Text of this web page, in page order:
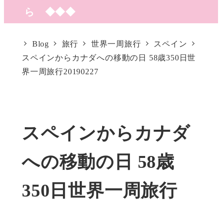
ら ◆◆◆
Blog 旅行 世界一周旅行
スペイン
スペインからカナダへの移動の日 58歳350日世
界一周旅行20190227
スペインからカナダ
への移動の日 58歳
350日世界一周旅行